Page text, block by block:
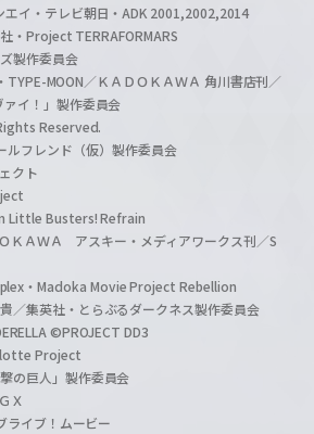
イ・テレビ朝日・ADK 2001,2002,2014
・Project TERRAFORMARS
製作委員会
MOON／ＫＡＤＯＫＡＷＡ 角川書店刊／
ァイ！」製作委員会
Reserved.
フレンド（仮）製作委員会
クト
Little Busters! Refrain
ＫＡＷＡ アスキー・メディアワークス刊／S
・Madoka Movie Project Rebellion
／集英社・とらぶるダークネス製作委員会
©PROJECT DD3
Project
の巨人」製作委員会
Ｘ
イブ！ムービー